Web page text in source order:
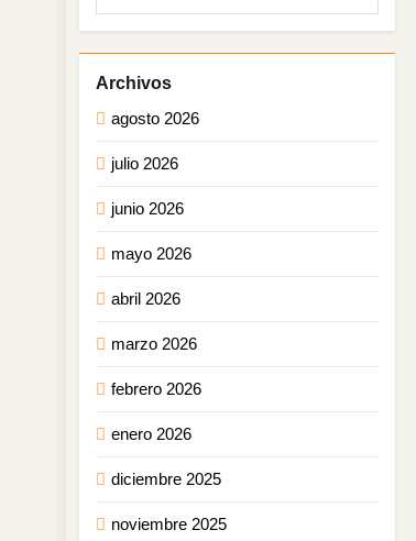
agosto 2026
julio 2026
junio 2026
mayo 2026
abril 2026
marzo 2026
febrero 2026
enero 2026
diciembre 2025
noviembre 2025